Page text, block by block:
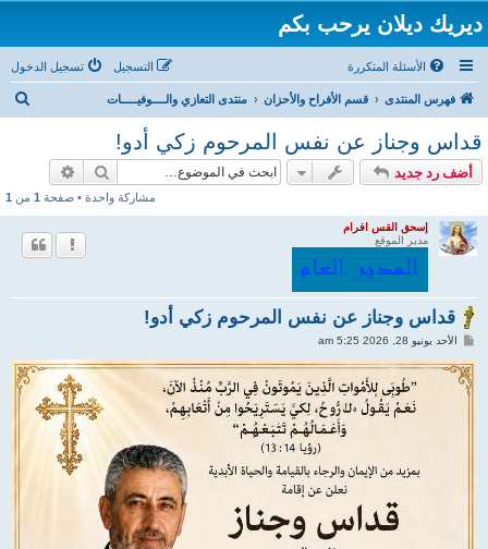
ديريك ديلان يرحب بكم
الأسئلة المتكررة تسجيل الدخول التسجيل
فهرس المنتدى قسم الأفراح والأحزان منتدى التعازي والــــوفيـــــات
قداس وجناز عن نفس المرحوم زكي أدو!
أضف رد جديد بحث
مشاركة واحدة • صفحة 1 من 1
إسحق القس افرام
مدير الموقع
قداس وجناز عن نفس المرحوم زكي أدو!
ا
ر
الأحد يونيو 28, 2026 5:25 am